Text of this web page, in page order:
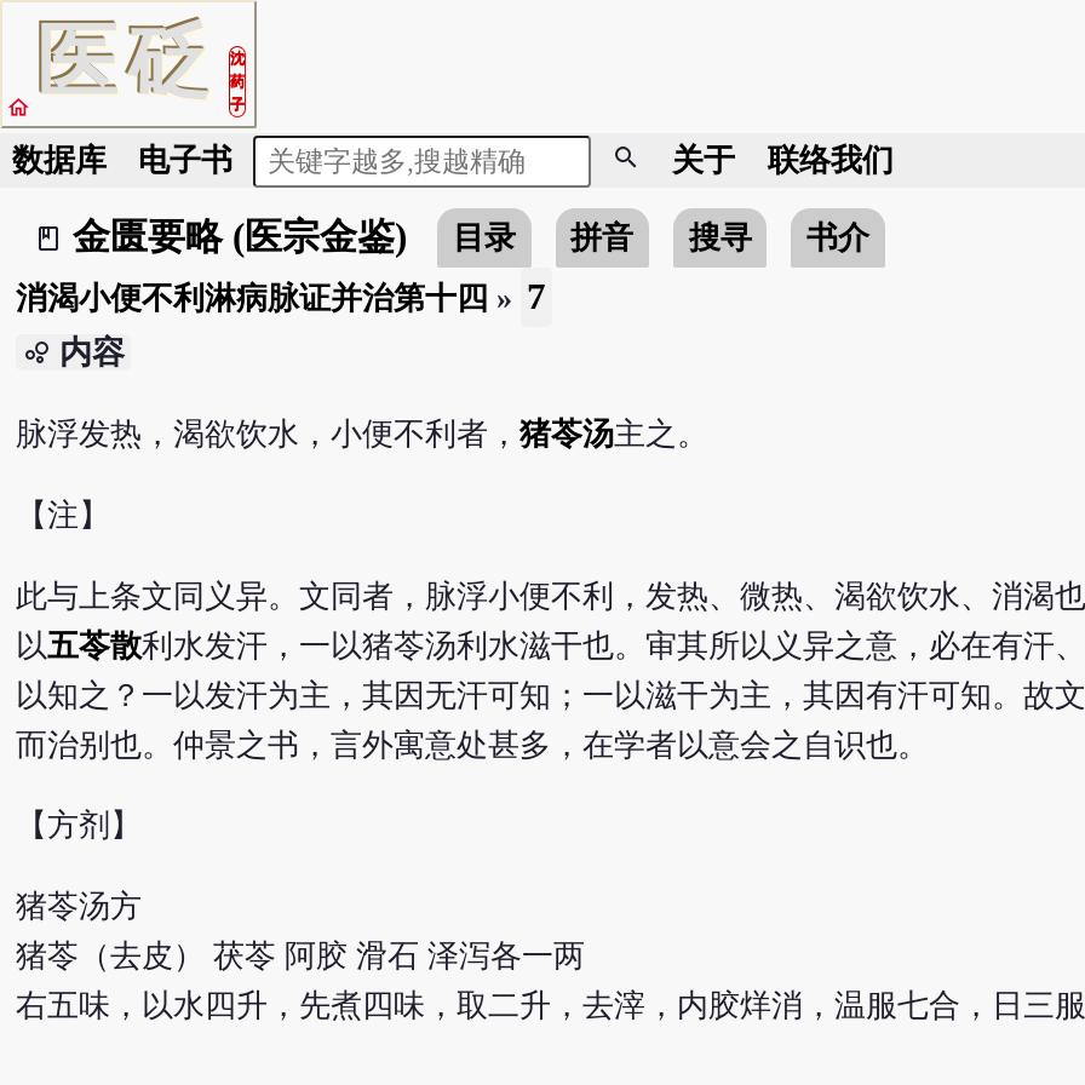
医砭
沈
药
子
home
数据库 电子书 search 关于 联络我们
book_2
金匮要略 (医宗金鉴) 目录 拼音 搜寻
书介
消渴小便不利淋病脉证并治第十四 » 7
bubble_chart 内容
脉浮发热，渴欲饮水，小便不利者， 猪苓汤主之。
【注】
此与上条文同义异。文同者，脉浮小便不利，发热、微热、渴欲饮水、消渴
以五苓散利水发汗，一以猪苓汤利水滋干也。审其所以义异之意，必在有汗
以知之？一以发汗为主，其因无汗可知；一以滋干为主，其因有汗可知。故
而治别也。仲景之书，言外寓意处甚多，在学者以意会之自识也。
【方剂】
猪苓汤方
猪苓（去皮） 茯苓 阿胶 滑石 泽泻各一两
右五味，以水四升，先煮四味，取二升，去滓，内胶烊消，温服七合，日三服